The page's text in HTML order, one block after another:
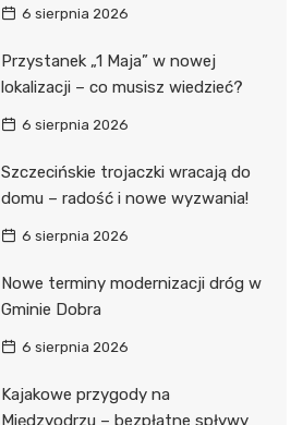
6 sierpnia 2026
Przystanek „1 Maja” w nowej
lokalizacji – co musisz wiedzieć?
6 sierpnia 2026
Szczecińskie trojaczki wracają do
domu – radość i nowe wyzwania!
6 sierpnia 2026
Nowe terminy modernizacji dróg w
Gminie Dobra
6 sierpnia 2026
Kajakowe przygody na